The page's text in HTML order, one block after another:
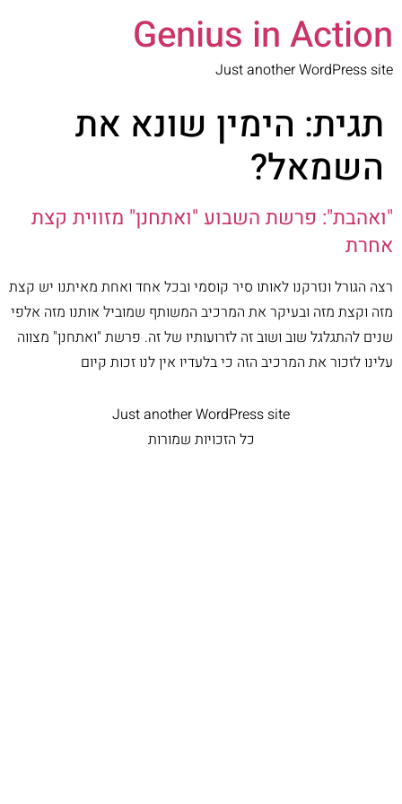
Genius in Action
Just another WordPress site
תגית: הימין שונא את
השמאל?
"ואהבת": פרשת השבוע "ואתחנן" מזווית קצת
אחרת
רצה הגורל ונזרקנו לאותו סיר קוסמי ובכל אחד ואחת מאיתנו יש קצת
מזה וקצת מזה ובעיקר את המרכיב המשותף שמוביל אותנו מזה אלפי
שנים להתגלגל שוב ושוב זה לזרועותיו של זה. פרשת "ואתחנן" מצווה
עלינו לזכור את המרכיב הזה כי בלעדיו אין לנו זכות קיום
Just another WordPress site
כל הזכויות שמורות